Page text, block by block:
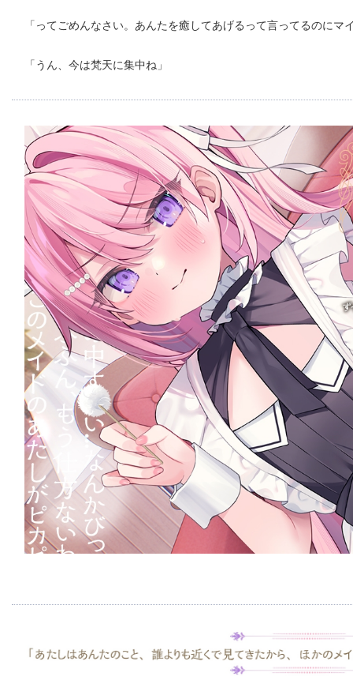
「ってごめんなさい。あんたを癒してあげるって言ってるのにマ
「うん、今は梵天に集中ね」